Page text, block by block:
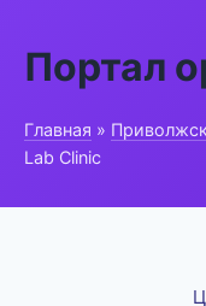
Портал
Главная »
Lab Clinic